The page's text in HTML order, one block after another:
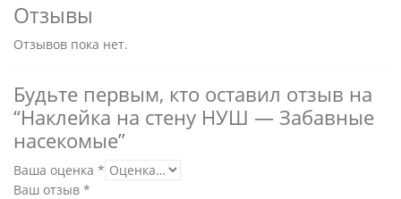
Отзывы
Отзывов пока нет.
Будьте первым, кто оставил отзыв на
“Наклейка на стену НУШ — Забавные
насекомые”
Ваша оценка *
Ваш отзыв *